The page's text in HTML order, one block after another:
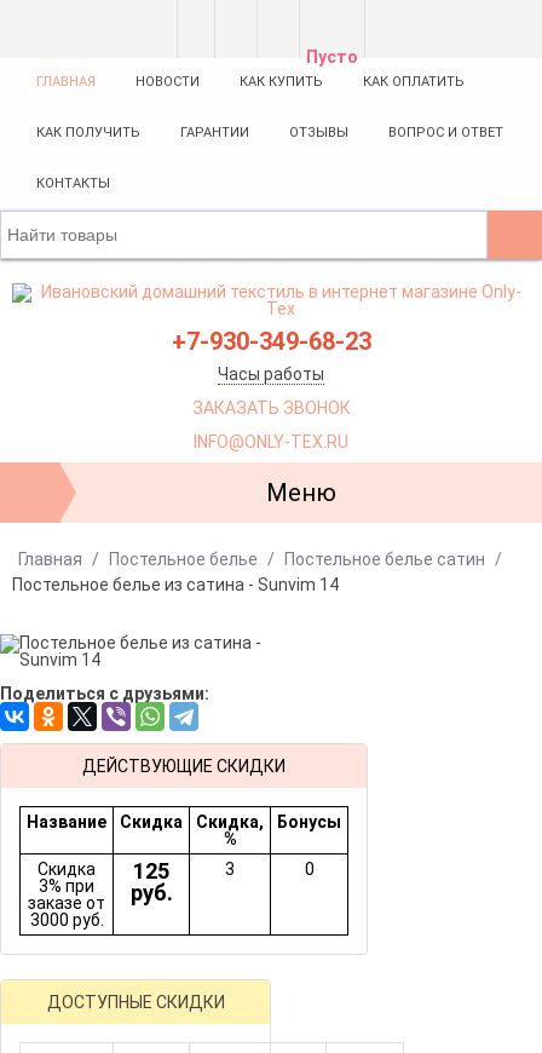
Пусто
ГЛАВНАЯ НОВОСТИ КАК КУПИТЬ КАК ОПЛАТИТЬ
КАК ПОЛУЧИТЬ ГАРАНТИИ ОТЗЫВЫ ВОПРОС И ОТВЕТ
КОНТАКТЫ
+7-930-349-68-23
Часы работы
ЗАКАЗАТЬ ЗВОНОК
INFO@ONLY-TEX.RU
Меню
Главная / Постельное белье / Постельное белье сатин
/
Постельное белье из сатина - Sunvim 14
Поделиться с друзьями:
ДЕЙСТВУЮЩИЕ СКИДКИ
Название Скидка
Скидка,
%
Бонусы
Скидка
3% при
заказе от
3000 руб.
125
руб.
3 0
ДОСТУПНЫЕ СКИДКИ